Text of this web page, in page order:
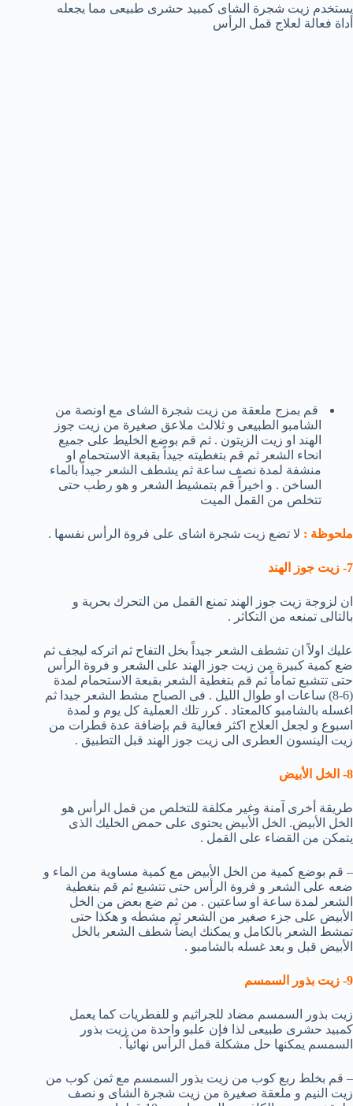
يستخدم زيت شجرة الشاى كمبيد حشرى طبيعى مما يجعله
أداة فعالة لعلاج قمل الرأس
قم بمزج ملعقة من زيت شجرة الشاى مع اونصة من
الشامبو الطبيعى و ثلالث ملاعق صغيرة من زيت جوز
الهند او زيت الزيتون . ثم قم بوضع الخليط على جميع
انحاء الشعر ثم قم بتغطيته جيداً بقبعة الاستحمام او
منشفة لمدة نصف ساعة ثم يشطف الشعر جيداً بالماء
الساخن . و اخيراً قم بتمشيط الشعر و هو رطب حتى
تتخلص من القمل الميت
ملحوظة : لا تضع زيت شجرة اشاى على فروة الرأس نفسها .
7- زيت جوز الهند
ان لزوجة زيت جوز الهند تمنع القمل من التحرك بحرية و
بالتالى تمنعه من التكاثر .
عليك اولاً ان تشطف الشعر جيداً بخل التفاح ثم اتركه ليجف ثم
ضع كمية كبيرة من زيت جوز الهند على الشعر و فروة الرأس
حتى تتشبع تماماً ثم قم بتغطية الشعر بقبعة الاستحمام لمدة
(6-8) ساعات او طوال الليل . فى الصباح مشط الشعر جيدا ثم
اغسله بالشامبو كالمعتاد . كرر تلك العملية كل يوم و لمدة
اسبوع و لجعل العلاج اكثر فعالية قم بإضافة عدة قطرات من
زيت الينسون العطرى الى زيت جوز الهند قبل التطبيق .
8- الخل الأبيض
طريقة أخرى آمنة وغير مكلفة للتخلص من قمل الرأس هو
الخل الأبيض. الخل الأبيض يحتوى على حمض الخليك الذى
يتمكن من القضاء على القمل .
– قم بوضع كمية من الخل الأبيض مع كمية مساوية من الماء و
ضعه على الشعر و فروة الرأس حتى تتشبع ثم قم بتغطية
الشعر لمدة ساعة او ساعتين . من ثم ضع بعض من الخل
الأبيض على جزء صغير من الشعر ثم مشطه و هكذا حتى
تمشط الشعر بالكامل و يمكنك ايضاً شطف الشعر بالخل
الأبيض قبل و بعد غسله بالشامبو .
9- زيت بذور السمسم
زيت بذور السمسم مضاد للجراثيم و للفطريات كما يعمل
كمبيد حشرى طبيعى لذا فإن علبو واحدة من زيت بذور
السمسم يمكنها حل مشكلة قمل الرأس نهائياً .
– قم بخلط ربع كوب من زيت بذور السمسم مع ثمن كوب من
زيت النيم و ملعقة صغيرة من زيت شجرة الشاى و نصف